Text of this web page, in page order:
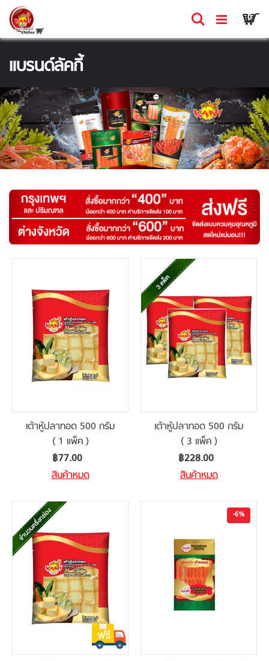
Skip
to
Content
0รายก
ค้นหา
แบรนด์ลัคกี้
เต้าหู้ปลาทอด 500 กรัม
( 1 แพ็ค )
฿77.00
สินค้าหมด
เต้าหู้ปลาทอด 500 กรัม
( 3 แพ็ค )
฿228.00
สินค้าหมด
-6%